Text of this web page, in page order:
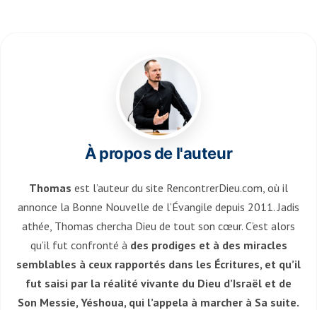
À propos de l'auteur
Thomas est l’auteur du site RencontrerDieu.com, où il
annonce la Bonne Nouvelle de l’Évangile depuis 2011. Jadis
athée, Thomas chercha Dieu de tout son cœur. C’est alors
qu’il fut confronté à des prodiges et à des miracles
semblables à ceux rapportés dans les Écritures, et qu’il
fut saisi par la réalité vivante du Dieu d’Israël et de
Son Messie, Yéshoua, qui l’appela à marcher à Sa suite.